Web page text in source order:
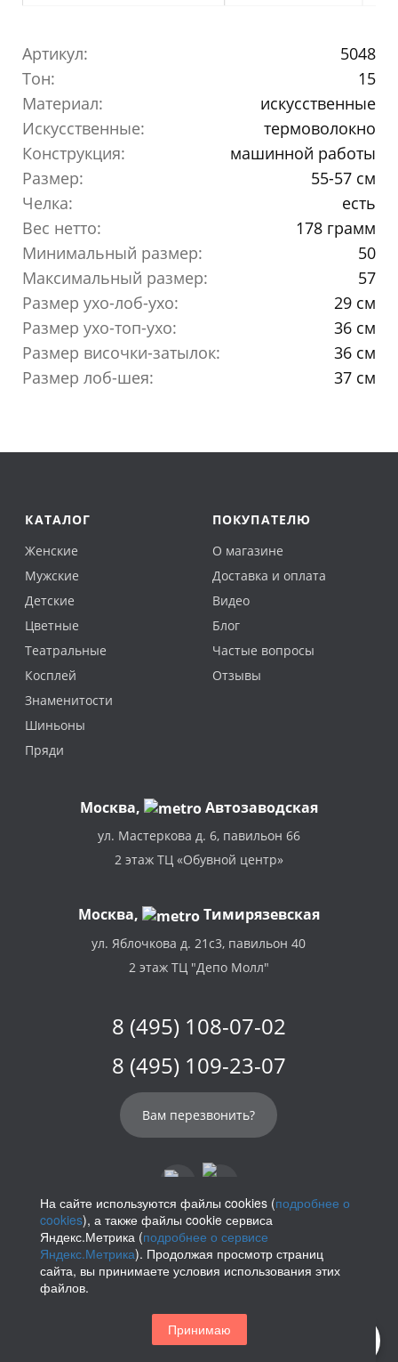
Артикул:
5048
Тон:
15
Материал:
искусственные
Искусственные:
термоволокно
Конструкция:
машинной работы
Размер:
55-57 см
Челка:
есть
Вес нетто:
178 грамм
Минимальный размер:
50
Максимальный размер:
57
Размер ухо-лоб-ухо:
29 см
Размер ухо-топ-ухо:
36 см
Размер височки-затылок:
36 см
Размер лоб-шея:
37 см
КАТАЛОГ
Женские
Мужские
Детские
Цветные
Театральные
Косплей
Знаменитости
Шиньоны
Пряди
ПОКУПАТЕЛЮ
О магазине
Доставка и оплата
Видео
Блог
Частые вопросы
Отзывы
Москва, Автозаводская
ул. Мастеркова д. 6, павильон 66
2 этаж ТЦ «Обувной центр»
Москва, Тимирязевская
ул. Яблочкова д. 21с3, павильон 40
2 этаж ТЦ "Депо Молл"
8 (495) 108-07-02
8 (495) 109-23-07
Вам перезвонить?
info@parikof.ru
Политика конфиденциальности
Магазин париков — Parikof. 2026
На сайте используются файлы cookies (подробнее о
cookies), а также файлы cookie сервиса
Яндекс.Метрика (подробнее о сервисе
Яндекс.Метрика). Продолжая просмотр страниц
сайта, вы принимаете условия использования этих
файлов.
Принимаю